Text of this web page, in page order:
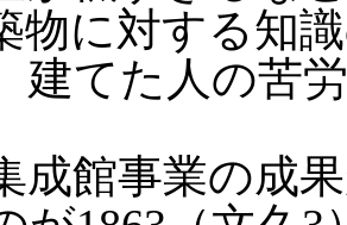
物に対する知
建てた人の苦
館事業の成